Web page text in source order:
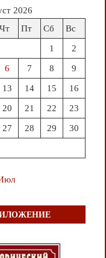
2026
Чт Пт Сб Вс
1 2
6 7 8 9
13 14 15 16
20 21 22 23
27 28 29 30